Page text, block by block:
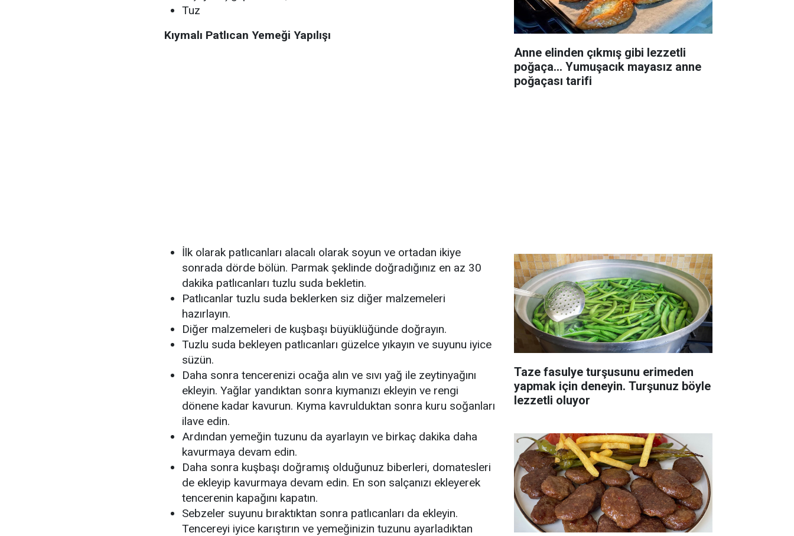
Tuz
Kıymalı Patlıcan Yemeği Yapılışı
İlk olarak patlıcanları alacalı olarak soyun ve ortadan ikiye
sonrada dörde bölün. Parmak şeklinde doğradığınız en az 30
dakika patlıcanları tuzlu suda bekletin.
Patlıcanlar tuzlu suda beklerken siz diğer malzemeleri
hazırlayın.
Diğer malzemeleri de kuşbaşı büyüklüğünde doğrayın.
Tuzlu suda bekleyen patlıcanları güzelce yıkayın ve suyunu iyice
süzün.
Daha sonra tencerenizi ocağa alın ve sıvı yağ ile zeytinyağını
ekleyin. Yağlar yandıktan sonra kıymanızı ekleyin ve rengi
dönene kadar kavurun. Kıyma kavrulduktan sonra kuru soğanları
ilave edin.
Ardından yemeğin tuzunu da ayarlayın ve birkaç dakika daha
kavurmaya devam edin.
Daha sonra kuşbaşı doğramış olduğunuz biberleri, domatesleri
de ekleyip kavurmaya devam edin. En son salçanızı ekleyerek
tencerenin kapağını kapatın.
Sebzeler suyunu bıraktıktan sonra patlıcanları da ekleyin.
Tencereyi iyice karıştırın ve yemeğinizin tuzunu ayarladıktan
Anne elinden çıkmış gibi lezzetli
poğaça... Yumuşacık mayasız anne
poğaçası tarifi
Taze fasulye turşusunu erimeden
yapmak için deneyin. Turşunuz böyle
lezzetli oluyor